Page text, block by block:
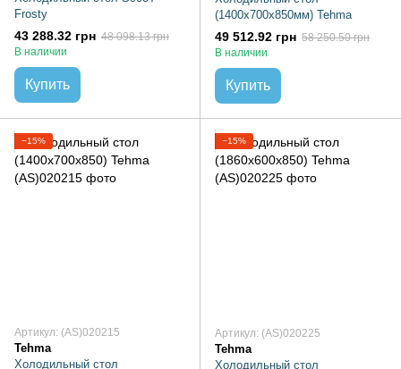
Frosty
43 288.32 грн 48 098.13 грн
В наличии
Купить
(1400х700х850мм) Tehma
49 512.92 грн 58 250.50 грн
В наличии
Купить
−15%
Артикул: (AS)020215
Tehma
Холодильный стол
−15%
Артикул: (AS)020225
Tehma
Холодильный стол